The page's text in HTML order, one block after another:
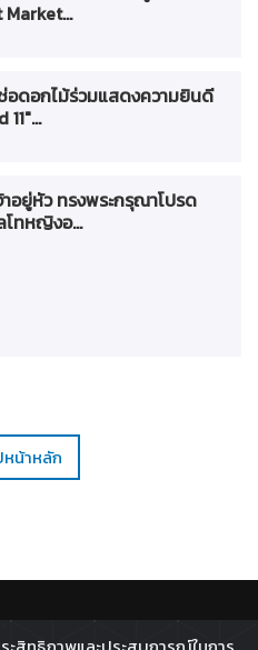
ดอกไม้ร่วมแสดงความยินดี
อยู่หัว ทรงพระกรุณาโปรด
โทหญิงอ...
น้าหลัก